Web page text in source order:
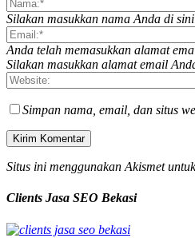
Silakan masukkan nama Anda di sini
Anda telah memasukkan alamat
Silakan masukkan alamat email
Simpan nama, email, dan situs
Situs ini menggunakan Akismet
Clients Jasa SEO Bekasi